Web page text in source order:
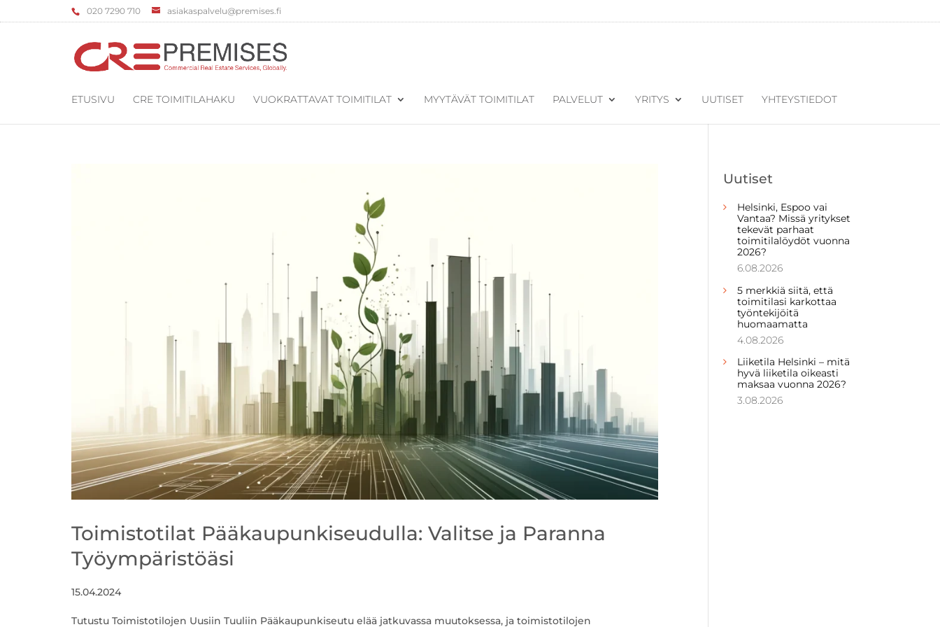
‌020 7290 710 asiakaspalvelu@premises.fi
ETUSIVU CRE TOIMITILAHAKU VUOKRATTAVAT TOIMITILAT MYYTÄVÄT TOIMITILAT PALVELUT YRITYS UUTISET YHTEYSTIEDOT
Toimistotilat Pääkaupunkiseudulla: Valitse ja Paranna
Työympäristöäsi
15.04.2024
Tutustu Toimistotilojen Uusiin Tuuliin Pääkaupunkiseutu elää jatkuvassa muutoksessa, ja toimistotilojen
Uutiset
Helsinki, Espoo vai
Vantaa? Missä yritykset
tekevät parhaat
toimitilalöydöt vuonna
2026?
6.08.2026
5 merkkiä siitä, että
toimitilasi karkottaa
työntekijöitä
huomaamatta
4.08.2026
Liiketila Helsinki – mitä
hyvä liiketila oikeasti
maksaa vuonna 2026?
3.08.2026